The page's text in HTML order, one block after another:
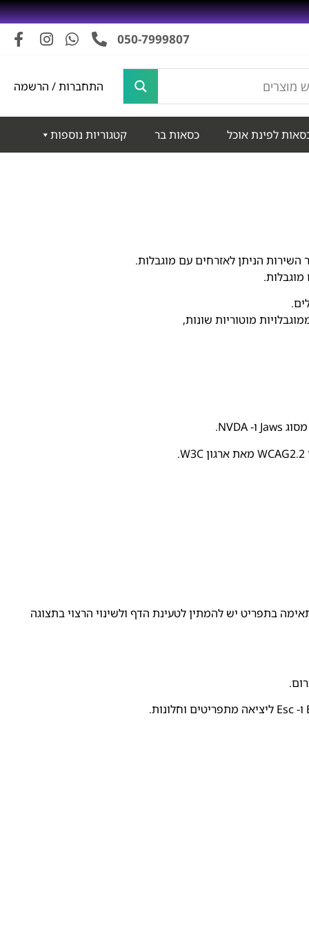
050-7999807
התחברות / הרשמה
לפינת אוכל כסאות בר קטגוריות נוספות
מוטוריות שונות,
בתפריט יש להמתין לטעינת הדף ולשינוי הרצוי בתצוגה